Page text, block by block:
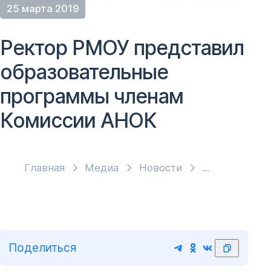
25 марта 2019
Главная Медиа Новости
Ректор РМОУ представил
образовательные
программы членам
Комиссии АНОК
Поделиться